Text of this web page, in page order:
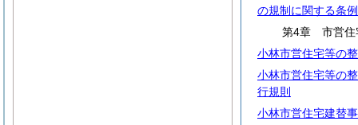
の規制に関する条
第4章 市営住
小林市営住宅等の
小林市営住宅等の
行規則
小林市営住宅建替